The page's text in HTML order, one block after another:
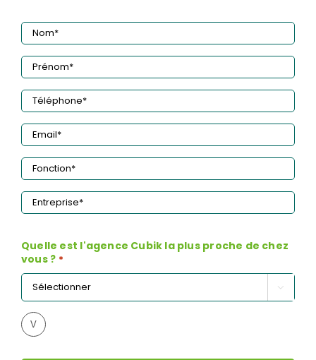
Nom
*
Prénom
*
Téléphone
*
Email
*
Fonction
*
Entreprise
Quelle est l'agence Cubik la plus proche de chez
vous ? *

V